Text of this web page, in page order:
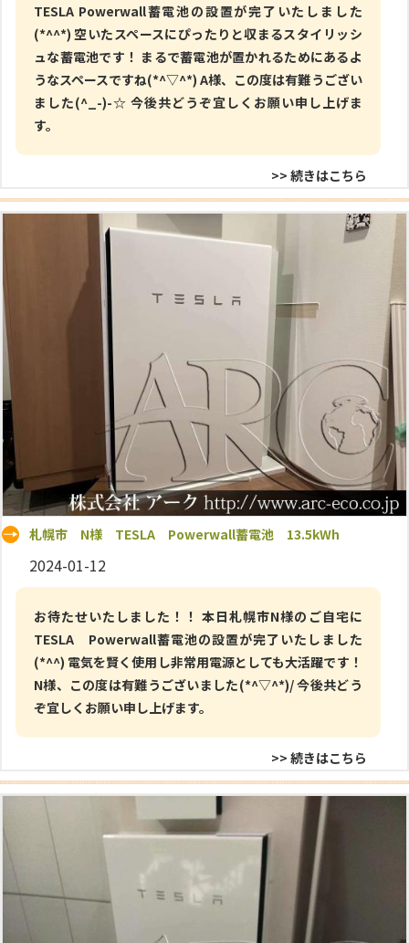
TESLA Powerwall蓄電池の設置が完了いたしました
(*^^*) 空いたスペースにぴったりと収まるスタイリッシ
ュな蓄電池です！ まるで蓄電池が置かれるためにあるよ
うなスペースですね(*^▽^*) A様、この度は有難うござい
ました(^_-)-☆ 今後共どうぞ宜しくお願い申し上げま
す。
>> 続きはこちら
札幌市 N様 TESLA Powerwall蓄電池 13.5kWh
2024-01-12
お待たせいたしました！！ 本日札幌市N様のご自宅に
TESLA Powerwall蓄電池の設置が完了いたしました
(*^^) 電気を賢く使用し非常用電源としても大活躍です！
N様、この度は有難うございました(*^▽^*)/ 今後共どう
ぞ宜しくお願い申し上げます。
>> 続きはこちら